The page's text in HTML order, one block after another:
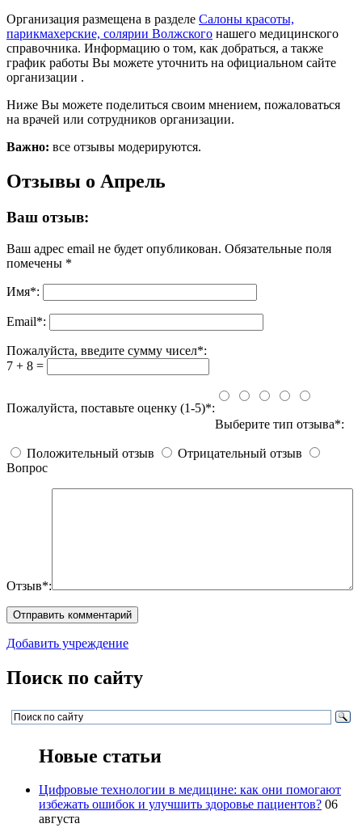
Организация размещена в разделе Салоны красоты,
парикмахерские, солярии Волжского нашего медицинского
справочника. Информацию о том, как добраться, а также
график работы Вы можете уточнить на официальном сайте
организации .
Ниже Вы можете поделиться своим мнением, пожаловаться
на врачей или сотрудников организации.
Важно: все отзывы модерируются.
Отзывы о Апрель
Ваш отзыв:
Ваш адрес email не будет опубликован. Обязательные поля
помечены *
Имя*:
Email*:
Пожалуйста, введите сумму чисел*:
7 + 8 =
Пожалуйста, поставьте оценку (1-5)*:
Выберите тип отзыва*:
Положительный отзыв
Отрицательный отзыв
Вопрос
Отзыв*:
Добавить учреждение
Поиск по сайту
Новые статьи
Цифровые технологии в медицине: как они помогают
избежать ошибок и улучшить здоровье пациентов? 06
августа